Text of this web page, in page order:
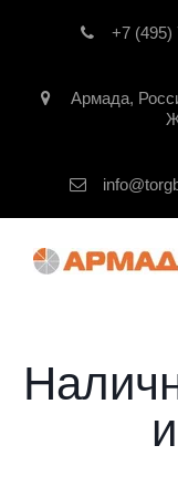
+7 (495)
Армада,